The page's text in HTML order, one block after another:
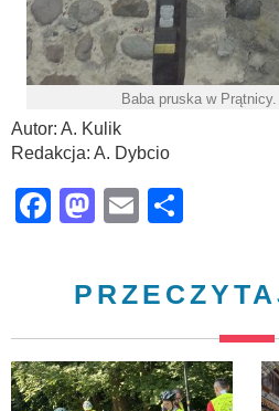
Baba pruska w
Autor: A. Kulik
Redakcja: A. Dybcio
Facebook
Mastodon
Email